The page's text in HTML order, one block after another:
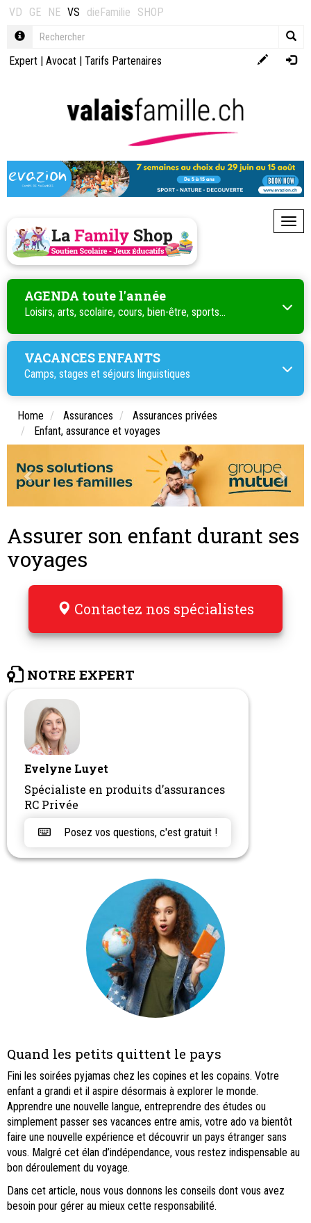
VD GE NE VS dieFamilie SHOP
Expert | Avocat | Tarifs Partenaires
AGENDA toute l'année
Loisirs, arts, scolaire, cours, bien-être, sports...
VACANCES ENFANTS
Camps, stages et séjours linguistiques
Home Assurances
Assurances privées
Enfant, assurance et voyages
Assurer son enfant durant ses
voyages
Contactez nos spécialistes
NOTRE EXPERT
Evelyne Luyet
Spécialiste en produits d’assurances
RC Privée
Posez vos questions, c'est gratuit !
Quand les petits quittent le pays
Fini les soirées pyjamas chez les copines et les copains. Votre
enfant a grandi et il aspire désormais à explorer le monde.
Apprendre une nouvelle langue, entreprendre des études ou
simplement passer ses vacances entre amis, votre ado va bientôt
faire une nouvelle expérience et découvrir un pays étranger sans
vous. Malgré cet élan d’indépendance, vous restez indispensable au
bon déroulement du voyage.
Dans cet article, nous vous donnons les conseils dont vous avez
besoin pour gérer au mieux cette responsabilité.